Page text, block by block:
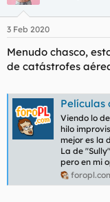
e
:
3 Feb 2020
Menudo chasco,
de catástrofes
Películas
Viendo lo
hilo
mejor es la
La de
pero en mi